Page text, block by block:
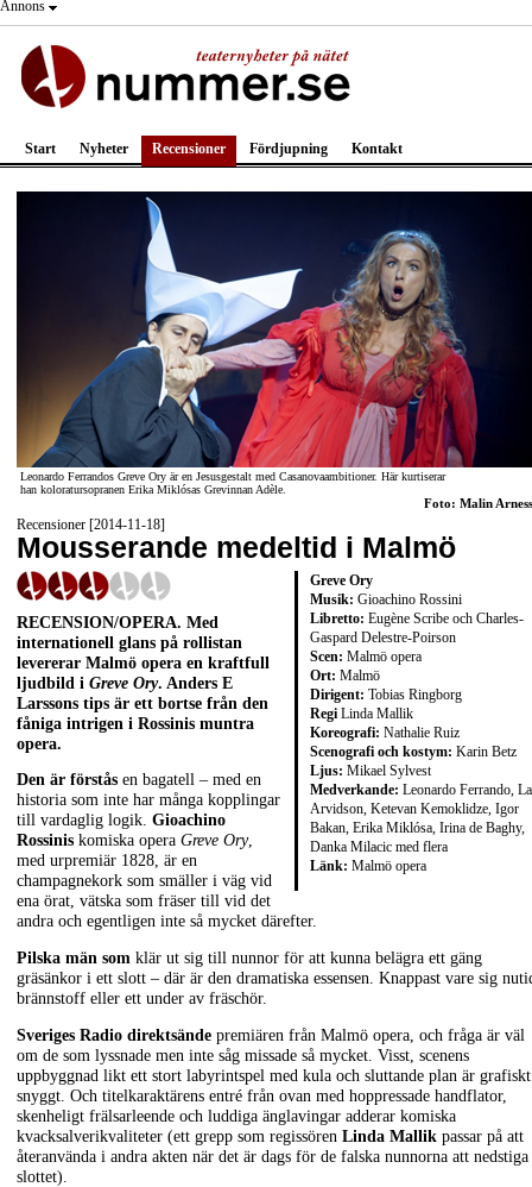
Annons
Start Nyheter Recensioner Fördjupning Kontakt
Leonardo Ferrandos Greve Ory är en Jesusgestalt med Casanovaambitioner. Här kurtiserar
han koloratursopranen Erika Miklósas Grevinnan Adèle.
Foto: Malin
Recensioner [2014-11-18]
Mousserande medeltid i Malmö
Greve Ory
Musik: Gioachino Rossini
Libretto: Eugène Scribe och Charles-
Gaspard Delestre-Poirson
Scen: Malmö opera
Ort: Malmö
Dirigent: Tobias Ringborg
Regi Linda Mallik
Koreografi: Nathalie Ruiz
Scenografi och kostym: Karin Betz
Ljus: Mikael Sylvest
Medverkande: Leonardo Ferrando,
Arvidson, Ketevan Kemoklidze, Igor
Bakan, Erika Miklósa, Irina de Baghy,
Danka Milacic med flera
Länk: Malmö opera
RECENSION/OPERA. Med
internationell glans på rollistan
levererar Malmö opera en kraftfull
ljudbild i Greve Ory. Anders E
Larssons tips är ett bortse från den
fåniga intrigen i Rossinis muntra
opera.
Den är förstås en bagatell – med en
historia som inte har många kopplingar
till vardaglig logik. Gioachino
Rossinis komiska opera Greve Ory,
med urpremiär 1828, är en
champagnekork som smäller i väg vid
ena örat, vätska som fräser till vid det
andra och egentligen inte så mycket därefter.
Pilska män som klär ut sig till nunnor för att kunna belägra ett gäng
gräsänkor i ett slott – där är den dramatiska essensen. Knappast vare sig
brännstoff eller ett under av fräschör.
Sveriges Radio direktsände premiären från Malmö opera, och fråga är väl
om de som lyssnade men inte såg missade så mycket. Visst, scenens
uppbyggnad likt ett stort labyrintspel med kula och sluttande plan är grafiskt
snyggt. Och titelkaraktärens entré från ovan med hoppressade handflator,
skenheligt frälsarleende och luddiga änglavingar adderar komiska
kvacksalverikvaliteter (ett grepp som regissören Linda Mallik passar på att
återanvända i andra akten när det är dags för de falska nunnorna att
slottet).